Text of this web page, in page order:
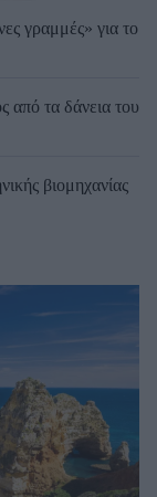
γραμμές» για το
από τα δάνεια του
βιομηχανίας